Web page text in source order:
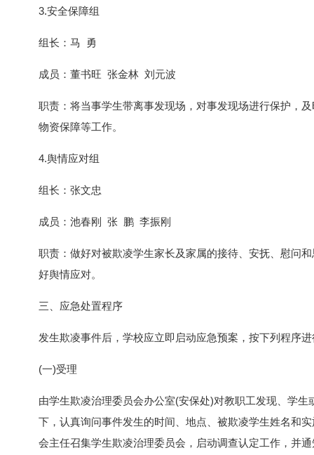
3.安全保障组
组长：马 勇
成员：董书旺 张金林 刘元波
职责：将当事学生带离事发现场，对事发现场进行保护，
物资保障等工作。
4.舆情应对组
组长：张文忠
成员：池春刚 张 鹏 李振刚
职责：做好对被欺凌学生家长及家属的接待、安抚、慰问
好舆情应对。
三、应急处置程序
发生欺凌事件后，学校应立即启动应急预案，按下列程序
(一)受理
由学生欺凌治理委员会办公室(安保处)对教职工发现、学
下，认真询问事件发生的时间、地点、被欺凌学生姓名和
会主任召集学生欺凌治理委员会，启动调查认定工作，并